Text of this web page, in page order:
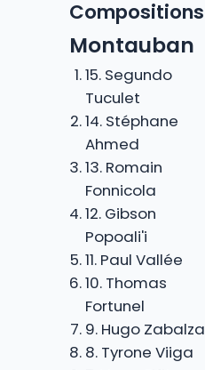
Compositions
Montauban
15. Segundo
Tuculet
14. Stéphane
Ahmed
13. Romain
Fonnicola
12. Gibson
Popoali'i
11. Paul Vallée
10. Thomas
Fortunel
9. Hugo Zabalza
8. Tyrone Viiga